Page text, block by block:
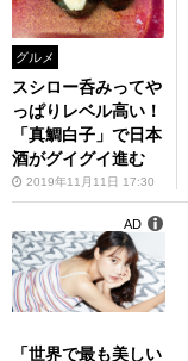
グルメ
スシロー呑みってや
っぱりレベル高い！
「真鯛白子」で日本
酒がグイグイ進む
2019年11月11日 17:30
「世界で最も美しい
AD